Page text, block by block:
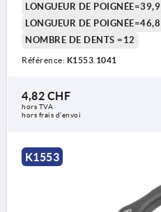
LONGUEUR DE POIGNÉE=39,9
LONGUEUR DE POIGNÉE=46,8
NOMBRE DE DENTS =12
Référence: K1553.1041
4,82 CHF
hors TVA
hors frais d’envoi
K1553